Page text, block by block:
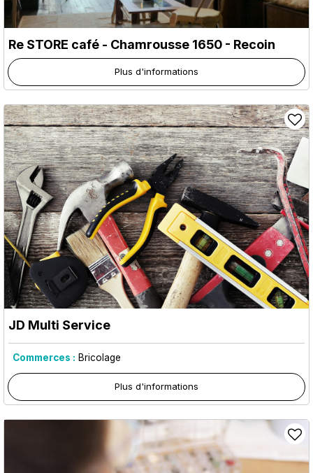
Re STORE café - Chamrousse 1650 - Recoin
Plus d'informations
JD Multi Service
Commerces : Bricolage
Plus d'informations